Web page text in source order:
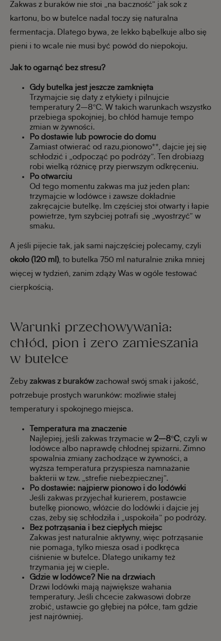
Zakwas z buraków nie stoi „na baczność” jak sok z
kartonu, bo w butelce nadal toczy się naturalna
fermentacja. Dlatego bywa, że lekko bąbelkuje albo się
pieni i to wcale nie musi być powód do niepokoju.
Jak to ogarnąć bez stresu?
Gdy butelka jest jeszcze zamknięta
Trzymajcie się daty z etykiety i pilnujcie
temperatury 2–8°C. W takich warunkach wszystko
przebiega spokojniej, bo chłód hamuje tempo
zmian w żywności.
Po dostawie lub powrocie do domu
Zamiast otwierać od razu,pionowo**, dajcie jej się
schłodzić i „odpocząć po podróży”. Ten drobiazg
robi wielką różnicę przy pierwszym odkręceniu.
Po otwarciu
Od tego momentu zakwas ma już jeden plan:
trzymajcie w lodówce i zawsze dokładnie
zakręcajcie butelkę. Im częściej stoi otwarty i łapie
powietrze, tym szybciej potrafi się „wyostrzyć” w
smaku.
A jeśli pijecie tak, jak sami najczęściej polecamy, czyli
około (120 ml), to butelka 750 ml naturalnie znika mniej
więcej w tydzień, zanim zdąży Was w ogóle testować
cierpkością.
Warunki przechowywania:
chłód, pion i zero zamieszania
w butelce
Żeby zakwas z burakówzachował swój smak i jakość,
potrzebuje prostych warunków: możliwie stałej
temperatury i spokojnego miejsca.
Temperatura ma znaczenie
Najlepiej, jeśli zakwas trzymacie w 2–8°C, czyli w
lodówce albo naprawdę chłodnej spiżarni. Zimno
spowalnia zmiany zachodzące w żywności, a
wyższa temperatura przyspiesza namnażanie
bakterii w tzw. „strefie niebezpiecznej”.
Po dostawie: najpierw pionowo i do lodówki
Jeśli zakwas przyjechał kurierem, postawcie
butelkę pionowo, włóżcie do lodówki i dajcie jej
czas, żeby się schłodziła i „uspokoiła” po podróży.
Bez potrząsania i bez ciepłych miejsc
Zakwas jest naturalnie aktywny, więc potrząsanie
nie pomaga, tylko miesza osad i podkręca
ciśnienie w butelce. Dlatego unikamy też
trzymania jej w cieple.
Gdzie w lodówce? Nie na drzwiach
Drzwi lodówki mają największe wahania
temperatury. Jeśli chcecie zakwasowi dobrze
zrobić, ustawcie go głębiej na półce, tam gdzie
jest najrówniej.